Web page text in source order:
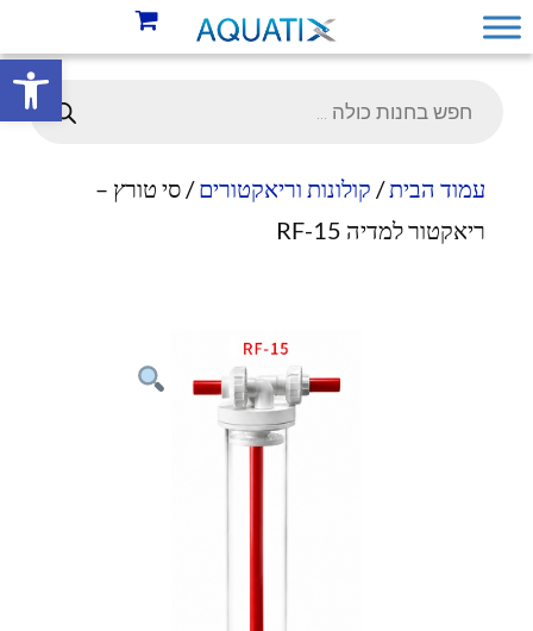
פתח
עמוד הבית/ קולונות וריאקטורים/ סי טורץ –
ריאקטור למדיה RF-15